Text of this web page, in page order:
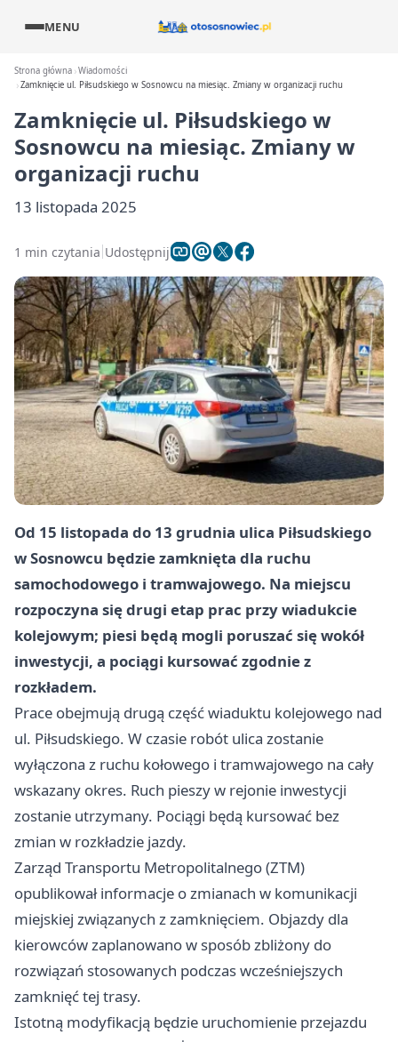
MENU
Strona główna Wiadomości
Zamknięcie ul. Piłsudskiego w Sosnowcu na miesiąc. Zmiany w organizacji ruchu
Zamknięcie ul. Piłsudskiego w
Sosnowcu na miesiąc. Zmiany w
organizacji ruchu
13 listopada 2025
1 min czytania Udostępnij
Od 15 listopada do 13 grudnia ulica Piłsudskiego
w Sosnowcu będzie zamknięta dla ruchu
samochodowego i tramwajowego. Na miejscu
rozpoczyna się drugi etap prac przy wiadukcie
kolejowym; piesi będą mogli poruszać się wokół
inwestycji, a pociągi kursować zgodnie z
rozkładem.
Prace obejmują drugą część wiaduktu kolejowego nad
ul. Piłsudskiego. W czasie robót ulica zostanie
wyłączona z ruchu kołowego i tramwajowego na cały
wskazany okres. Ruch pieszy w rejonie inwestycji
zostanie utrzymany. Pociągi będą kursować bez
zmian w rozkładzie jazdy.
Zarząd Transportu Metropolitalnego (ZTM)
opublikował informacje o zmianach w komunikacji
miejskiej związanych z zamknięciem. Objazdy dla
kierowców zaplanowano w sposób zbliżony do
rozwiązań stosowanych podczas wcześniejszych
zamknięć tej trasy.
Istotną modyfikacją będzie uruchomienie przejazdu